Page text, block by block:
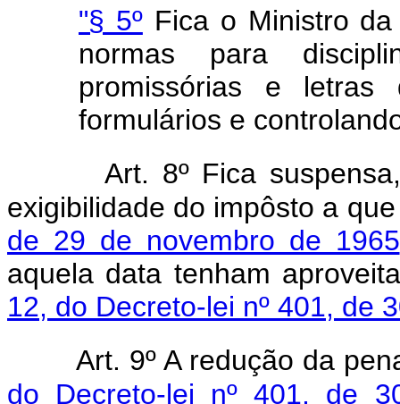
"§ 5ºFica o Ministro da
normas para
promissórias e letras
formulários e
Art. 8º Fica
exigibilidade do impôsto a
de 29 de novembro de 1965
aquela data tenham
12, do Decreto-lei nº 401, de
Art. 9º A redução da
do Decreto-lei nº 401, de